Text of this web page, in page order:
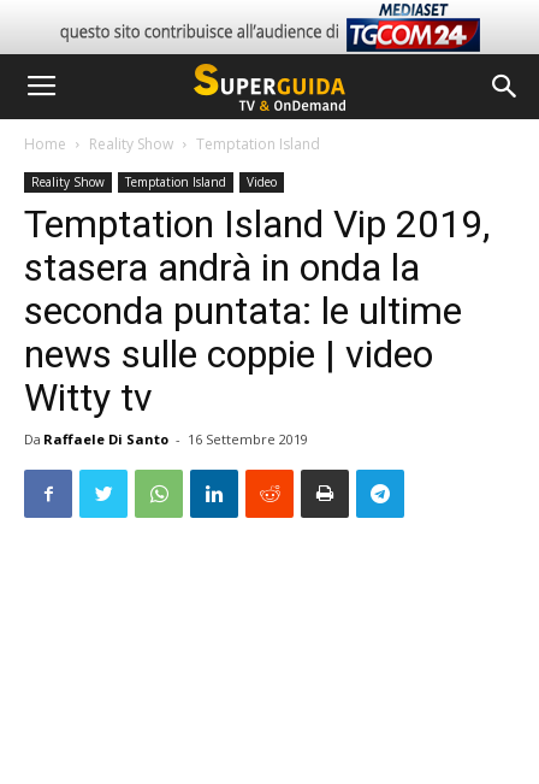
Home Reality Show Temptation Island
Reality Show Temptation Island Video
Temptation Island Vip 2019,
stasera andrà in onda la
seconda puntata: le ultime
news sulle coppie | video
Witty tv
Da Raffaele Di Santo - 16 Settembre 2019